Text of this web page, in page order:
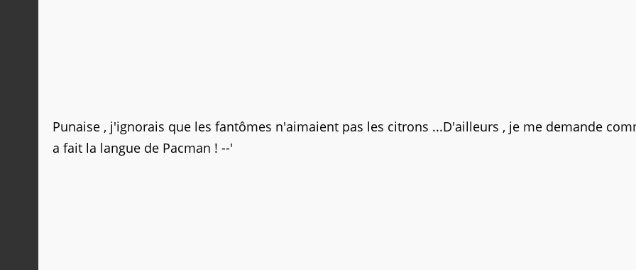
Punaise , j'ignorais que les fantômes n'aimaient pas les citrons ...D'ailleurs , je me demande
a fait la langue de Pacman ! --'